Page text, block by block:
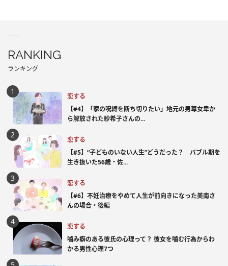
RANKING
ランキング
恋する
【#4】「家の呪縛を断ち切りたい」地元の男尊女卑か
ら解放された紗希子さんの...
恋する
【#5】“子どものいない人生”どうだった？ バブル期を
生き抜いた56歳・佐...
恋する
【#6】不妊治療をやめて人生が前向きになった美南さ
んの場合・後編
恋する
噛み癖のある彼氏の心理って？ 彼女を噛む行為からわ
かる男性心理7つ